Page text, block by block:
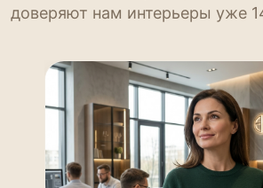
доверяют нам интерьеры уже